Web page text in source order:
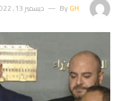
ByGH ديسمبر 13, 2022